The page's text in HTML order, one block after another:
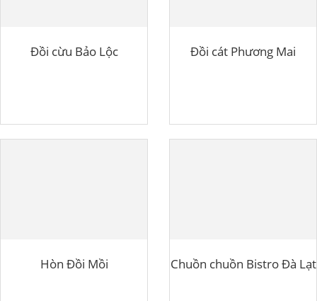
Đồi cừu Bảo Lộc Đồi cát Phương Mai
Hòn Đồi Mồi Chuồn chuồn Bistro Đà Lạt